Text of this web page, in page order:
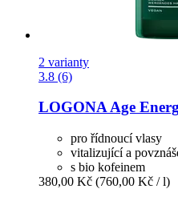
2 varianty
3.8 (6)
LOGONAAge
pro řídnoucí vlasy
vitalizující a
s bio kofeinem
380,00 Kč (760,00 Kč / l)